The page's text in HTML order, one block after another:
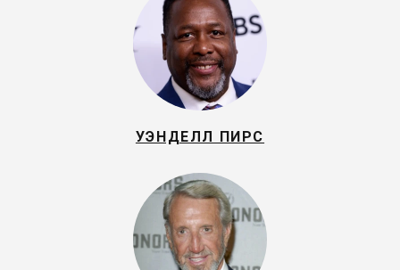
УЭНДЕЛЛ ПИРС